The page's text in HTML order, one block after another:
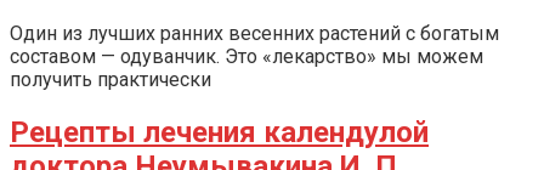
Один из лучших ранних весенних растений с богатым
составом — одуванчик. Это «лекарство» мы можем
получить практически
Рецепты лечения календулой